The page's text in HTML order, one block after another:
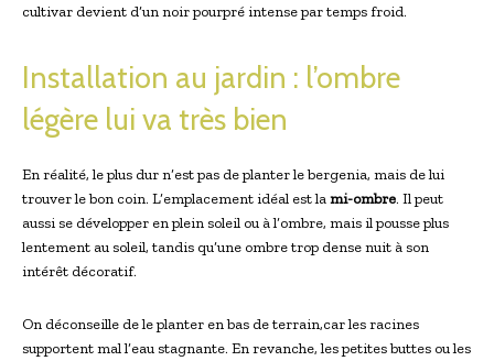
cultivar devient d’un ⁤noir pourpré intense par temps ​froid.
Installation au jardin : ‌l’ombre‍
légère lui ⁤va très bien
En réalité, le plus dur n’est pas de planter le bergenia, mais de lui
trouver le bon coin. L’emplacement idéal est lami-ombre. Il peut
aussi se développer en⁢ plein soleil ou à l’ombre, mais il pousse plus
lentement au soleil, tandis qu’une ombre trop dense nuit à son
‌intérêt décoratif.
On déconseille de le planter en bas de ⁤terrain,car les racines
supportent mal ‌l’eau stagnante. En revanche,⁣ les petites buttes ou les